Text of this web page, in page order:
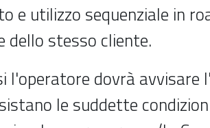
e utilizzo sequenziale in
dello stesso cliente.
l'operatore dovrà avvisare
le suddette